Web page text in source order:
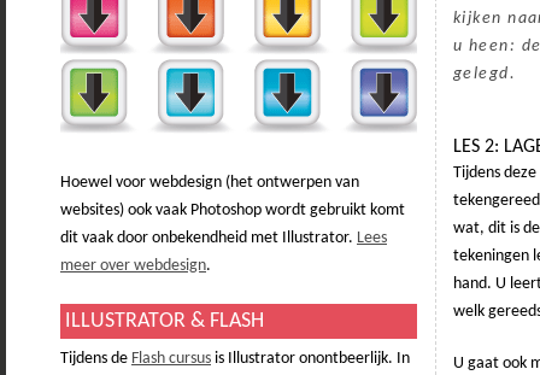
Hoewel voor webdesign (het ontwerpen van
websites) ook vaak Photoshop wordt gebruikt komt
dit vaak door onbekendheid met Illustrator. Lees
meer over webdesign.
ILLUSTRATOR & FLASH
Tijdens de Flash cursus is Illustrator onontbeerlijk. In
kijken
u heen:
gelegd.
LES 2:
Tijdens
wat, dit is
tekeningen
hand. U
welk
U gaat ook